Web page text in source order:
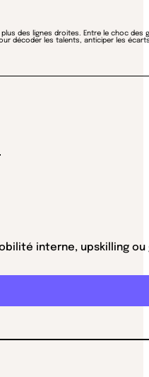
des lignes droites. Entre le choc des
décoder les talents, anticiper les
interne, upskilling